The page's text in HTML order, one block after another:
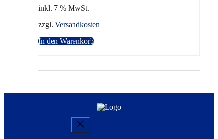
inkl. 7 % MwSt.
zzgl. Versandkosten
In den Warenkorb